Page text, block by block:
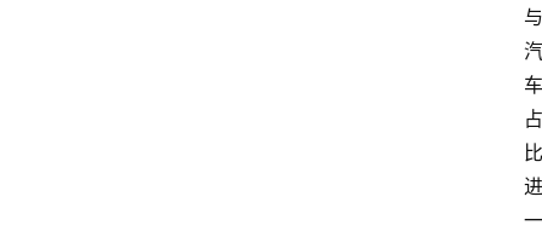
与
汽
车
占
比
进
一